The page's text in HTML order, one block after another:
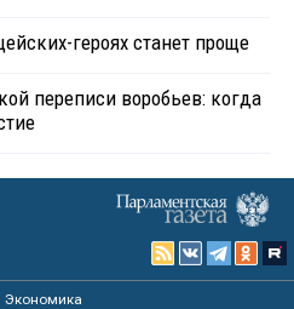
героях станет проще
переписи воробьев: когда
Экономика